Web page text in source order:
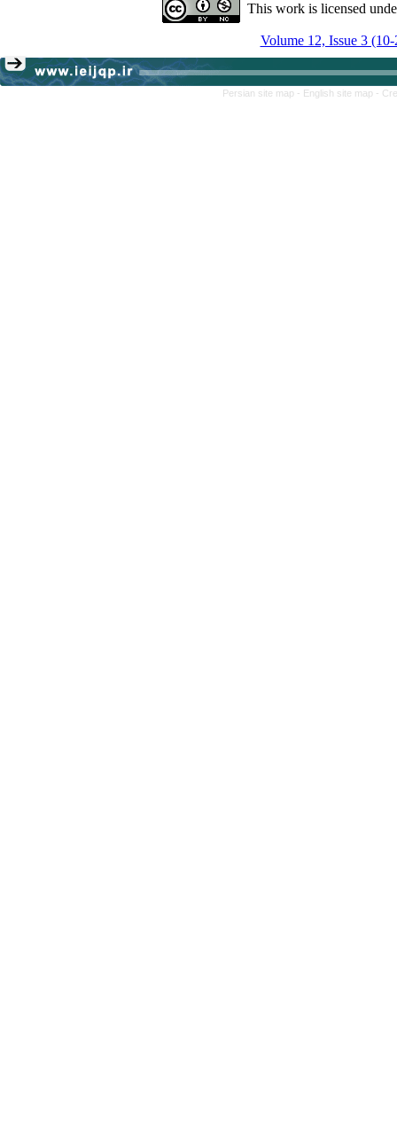
This work is licensed
Volume 12, Issue 3
Persian site map - English site map -